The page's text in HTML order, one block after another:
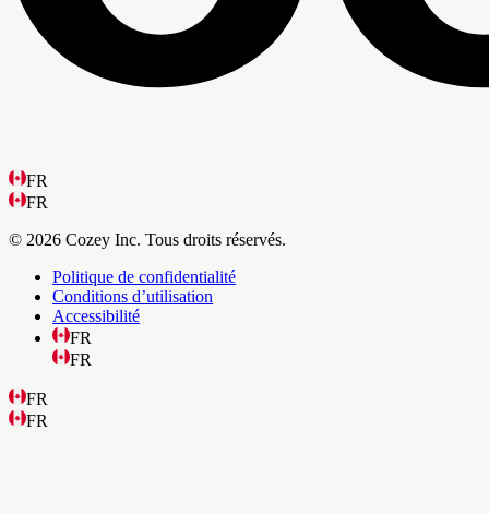
FR
FR
© 2026 Cozey Inc. Tous droits réservés.
Politique de confidentialité
Conditions d’utilisation
Accessibilité
FR
FR
FR
FR